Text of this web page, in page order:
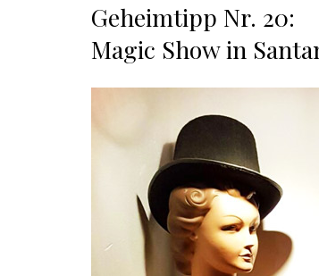
Geheimtipp Nr. 20:
Magic Show in